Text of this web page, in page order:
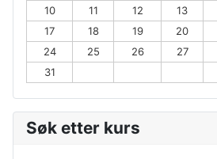
10
11 12 13
17
18 19 20
24
25 26 27
31
Søk etter kurs